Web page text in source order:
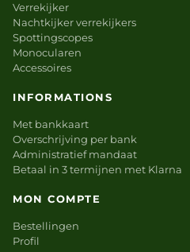
Verrekijker
Nachtkijker verrekijkers
Spottingscopes
Monocularen
Accessoires
INFORMATIONS
Met bankkaart
Overschrijving per bank
Administratief mandaat
Betaal in 3 termijnen met Klarna
MON COMPTE
Bestellingen
Profil